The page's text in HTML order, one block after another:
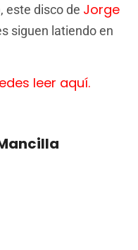
este disco de Jorge
siguen latiendo en
leer aquí.